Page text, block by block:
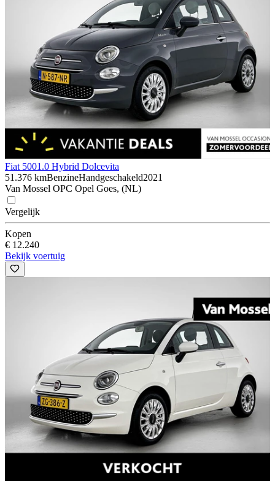
Fiat 5001.0 Hybrid Dolcevita
51.376 kmBenzineHandgeschakeld2021
Van Mossel OPC Opel Goes, (NL)
Vergelijk
Kopen
€ 12.240
Bekijk voertuig